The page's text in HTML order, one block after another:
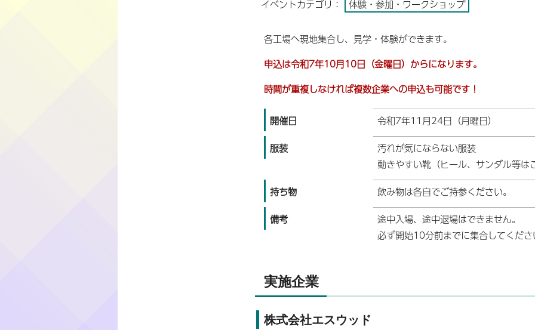
イベントカテゴリ： 体験・参加・ワークショップ
各工場へ現地集合し、見学・体験ができます。
申込は令和7年10月10日（金曜日）からになります。
時間が重複しなければ複数企業への申込も可能です！
開催日
令和7年11月24日（月曜日）
服装
汚れが気にならない服装
動きやすい靴（ヒール、サンダル等は
持ち物
飲み物は各自でご持参ください。
備考
途中入場、途中退場はできません。
必ず開始10分前までに集合してくだ
実施企業
株式会社エスウッド